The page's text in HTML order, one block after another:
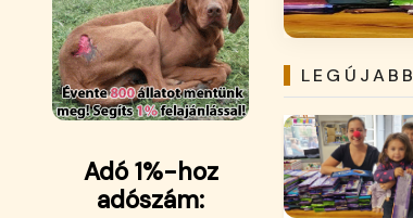
Adó 1%-hoz
adószám:
LEGÚJABB